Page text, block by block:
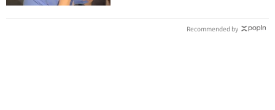
Recommended by